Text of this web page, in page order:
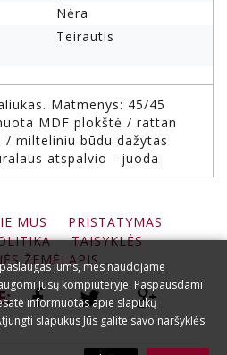
Nėra
Teirautis
Matmenys: 45/45
MDF plokštė / rattan
milteliniu būdu dažytas
atspalvio - juoda
MUS
PRISTATYMAS
TAISYKLĖS
ŽEMĖLAPIS
Jums, mes naudojame
Jūsų kompiuteryje. Paspausdami
informuotas apie slapukų
slapukus Jūs galite savo naršyklės